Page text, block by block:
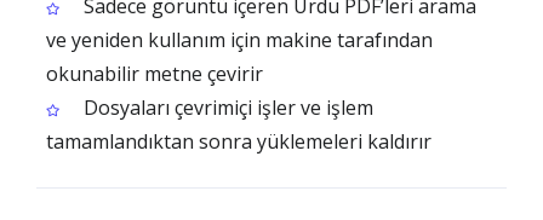
Sadece görüntü içeren Urdu PDF’leri arama
ve yeniden kullanım için makine tarafından
okunabilir metne çevirir
Dosyaları çevrimiçi işler ve işlem
tamamlandıktan sonra yüklemeleri kaldırır